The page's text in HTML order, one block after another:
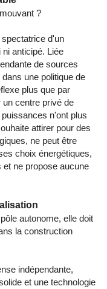
?
d'un
anticipé. Liée
de sources
une politique de
plus que par
un centre privé de
n'ont plus
attirer pour des
ne peut être
choix énergétiques,
ne propose aucune
autonome, elle doit
la construction
indépendante,
et une technologie